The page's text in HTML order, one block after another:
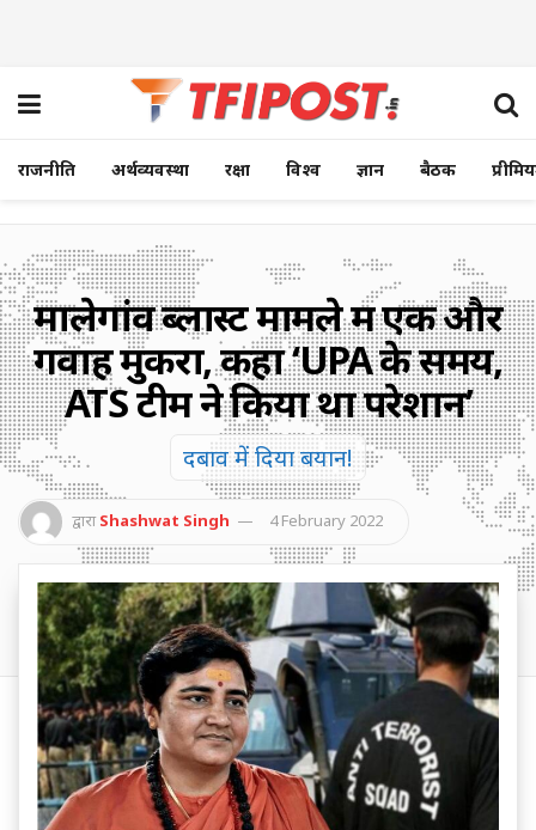
राजनीति अर्थव्यवस्था रक्षा विश्व ज्ञान बैठक
मालेगांव ब्लास्ट मामले में एक और
गवाह मुकरा, कहा ‘UPA के समय,
ATS टीम ने किया था परेशान’
दबाव में दिया बयान!
द्वारा Shashwat Singh 4 February 2022